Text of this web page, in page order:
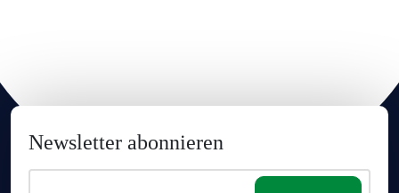
Newsletter abonnieren